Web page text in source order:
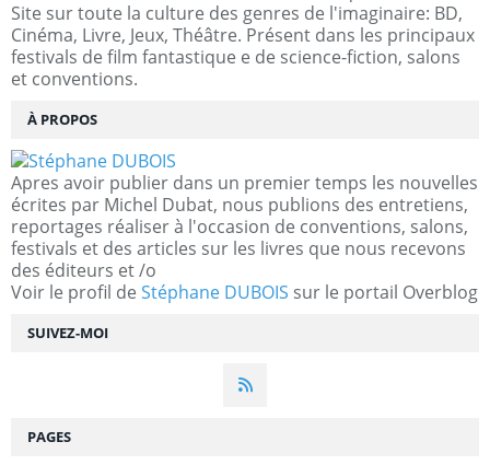
SUIVEZ-MOI
Site sur toute la culture des genres de l'imaginaire: BD,
Cinéma, Livre, Jeux, Théâtre. Présent dans les principaux
festivals de film fantastique e de science-fiction, salons
et conventions.
À PROPOS
Apres avoir publier dans un premier temps les nouvelles
écrites par Michel Dubat, nous publions des entretiens,
reportages réaliser à l'occasion de conventions, salons,
festivals et des articles sur les livres que nous recevons
des éditeurs et /o
Voir le profil de Stéphane DUBOIS sur le portail Overblog
PAGES